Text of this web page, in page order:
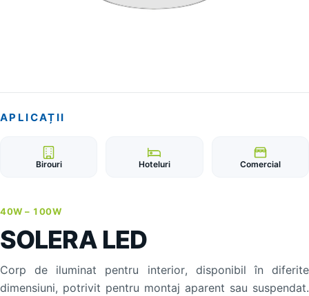
APLICAȚII
Birouri Hoteluri Comercial
40W – 100W
SOLERA LED
Corp de iluminat pentru interior, disponibil în diferite
dimensiuni, potrivit pentru montaj aparent sau suspendat.